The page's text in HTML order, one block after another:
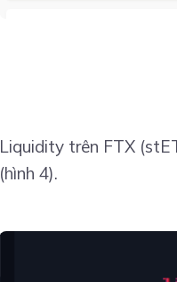
Liquidity trên FTX
(hình 4).